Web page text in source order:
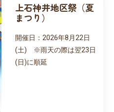
上石神井地区祭（夏
まつり）
開催日： 2026年8月22日
(土) ※雨天の際は翌23日
(日)に順延